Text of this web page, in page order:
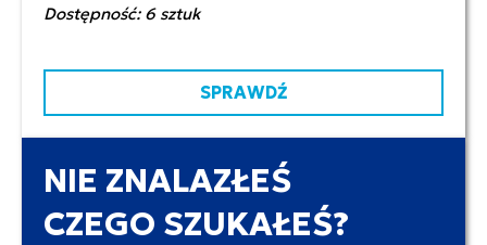
Dostępność: 6 sztuk
SPRAWDŹ
NIE ZNALAZŁEŚ
CZEGO SZUKAŁEŚ?